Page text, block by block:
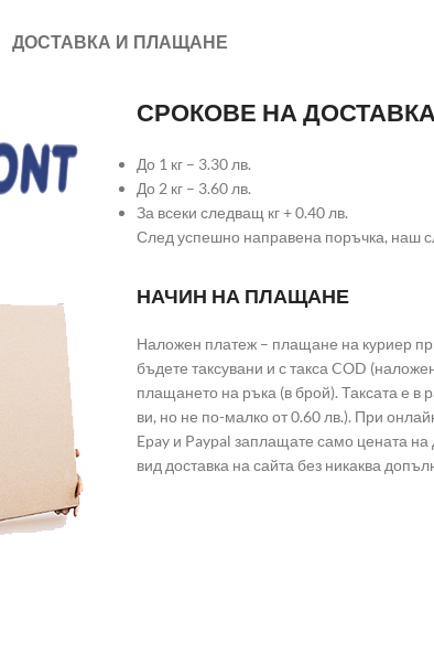
ДОСТАВКА И ПЛАЩАНЕ
СРОКОВЕ НА
До 1 кг – 3.30 лв.
До 2 кг – 3.60 лв.
За всеки следващ кг + 0.40 лв.
След успешно направена поръчка, наш
НАЧИН НА ПЛАЩАНЕ
Наложен платеж – плащане на куриер
бъдете таксувани и с такса COD
плащането на ръка (в брой). Таксата е в
ви, но не по-малко от 0.60 лв.). При
Epay и Paypal заплащате само цената на
вид доставка на сайта без никаква